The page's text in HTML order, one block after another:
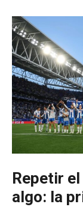
Repetir
algo: la